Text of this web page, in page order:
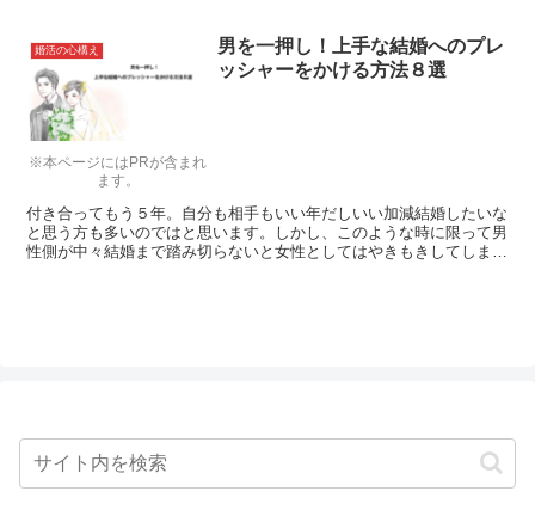
※本ページにはPRが含まれ
ます。
婚活の心構え
男を一押し！上手な結婚へのプレ
ッシャーをかける方法８選
付き合ってもう５年。自分も相手もいい年だしいい加減結婚したいな
と思う方も多いのではと思います。しかし、このような時に限って男
性側が中々結婚まで踏み切らないと女性としてはやきもきしてしまう